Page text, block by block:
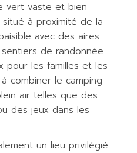
vert vaste et bien
à proximité de la
avec des aires
de randonnée.
pour les familles et les
combiner le camping
air telles que des
des jeux dans les
un lieu privilégié